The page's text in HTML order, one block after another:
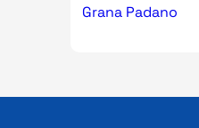
Grana Padano